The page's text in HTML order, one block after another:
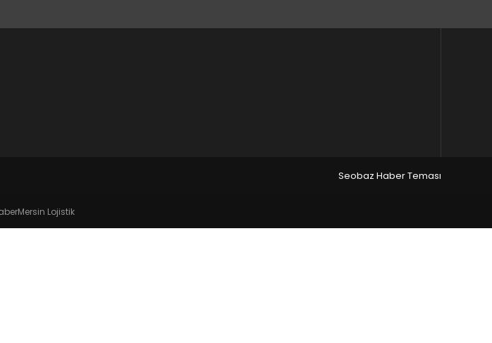
Seobaz Haber Teması
Mersin Lojistik